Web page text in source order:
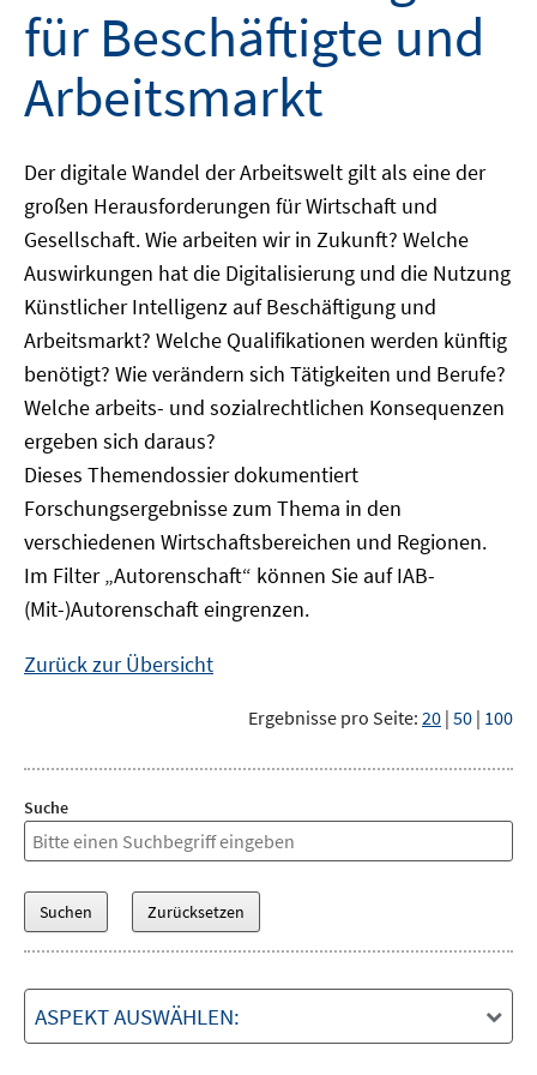
für Beschäftigte und
Arbeitsmarkt
Der digitale Wandel der Arbeitswelt gilt als eine der
großen Herausforderungen für Wirtschaft und
Gesellschaft. Wie arbeiten wir in Zukunft? Welche
Auswirkungen hat die Digitalisierung und die Nutzung
Künstlicher Intelligenz auf Beschäftigung und
Arbeitsmarkt? Welche Qualifikationen werden künftig
benötigt? Wie verändern sich Tätigkeiten und Berufe?
Welche arbeits- und sozialrechtlichen Konsequenzen
ergeben sich daraus?
Dieses Themendossier dokumentiert
Forschungsergebnisse zum Thema in den
verschiedenen Wirtschaftsbereichen und Regionen.
Im Filter „Autorenschaft“ können Sie auf IAB-
(Mit-)Autorenschaft eingrenzen.
Zurück zur Übersicht
Ergebnisse pro Seite: 20 | 50 | 100
Suche
ASPEKT AUSWÄHLEN: